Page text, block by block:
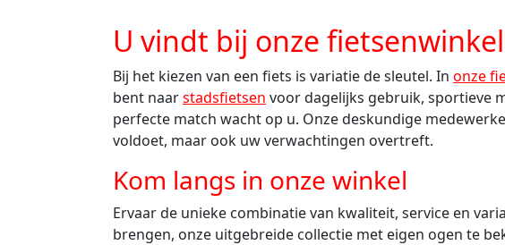
U vindt bij onze
Bij het kiezen van een fiets is variatie de sleutel. In onze
bent naarstadsfietsen voor dagelijks gebruik, sportieve
perfecte match wacht op u. Onze deskundige
voldoet, maar ook uw verwachtingen overtreft.
Kom langs in onze winkel
Ervaar de unieke combinatie van kwaliteit, service en
brengen, onze uitgebreide collectie met eigen ogen te